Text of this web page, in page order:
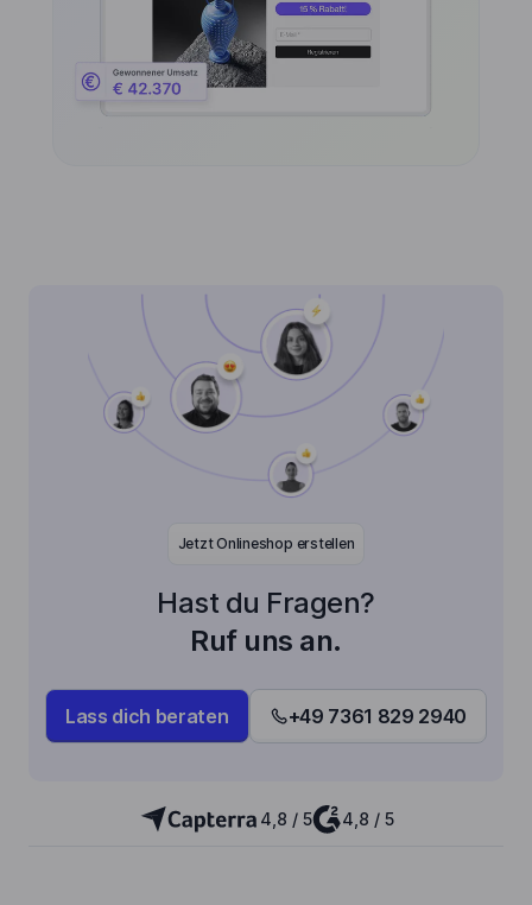
Jetzt Onlineshop erstellen
Hast du Fragen?
Ruf uns an.
Lass dich beraten +49 7361 829 2940
4,8 / 5 4,8 / 5